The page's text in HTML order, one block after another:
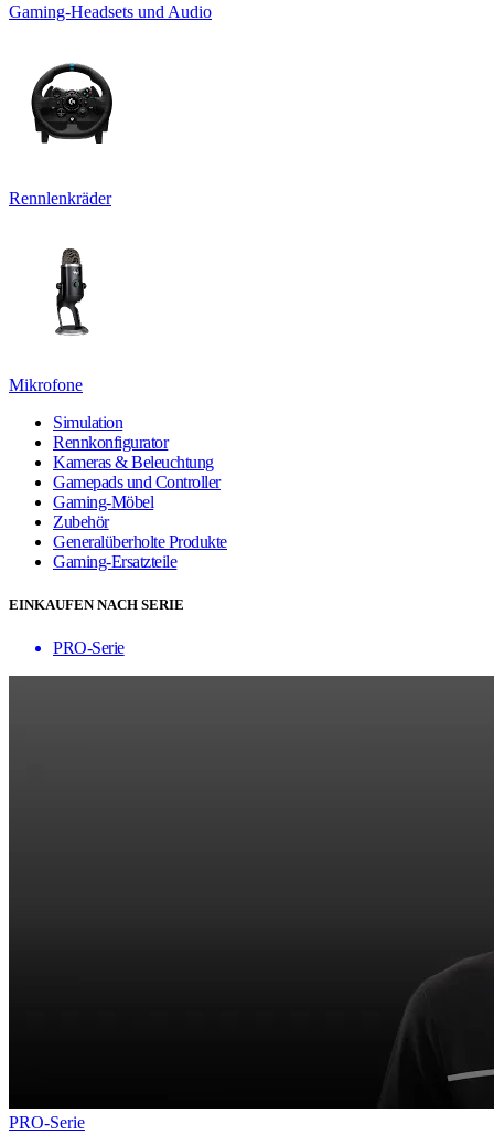
Gaming-Headsets und Audio
Rennlenkräder
Mikrofone
Simulation
Rennkonfigurator
Kameras & Beleuchtung
Gamepads und Controller
Gaming-Möbel
Zubehör
Generalüberholte Produkte
Gaming-Ersatzteile
EINKAUFEN NACH SERIE
PRO-Serie
PRO-Serie